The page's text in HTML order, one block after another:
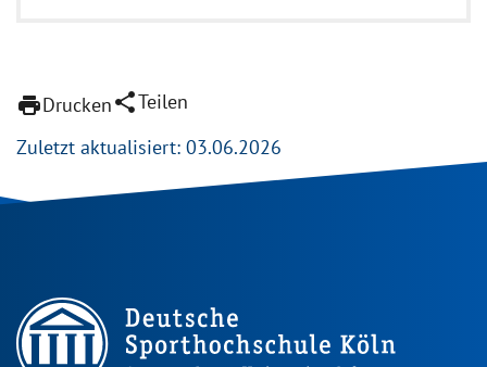
printDruckenshareTeilen
Zuletzt aktualisiert: 03.06.2026